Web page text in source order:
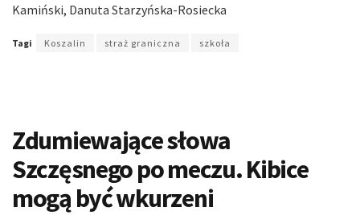
Kamiński, Danuta Starzyńska-Rosiecka
Tagi Koszalin straż graniczna szkoła
Zdumiewające słowa
Szczęsnego po meczu. Kibice
mogą być wkurzeni